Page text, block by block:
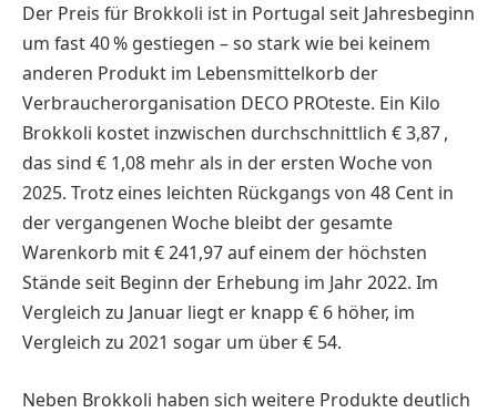
Der Preis für Brokkoli ist in Portugal seit Jahresbeginn
um fast 40 % gestiegen – so stark wie bei keinem
anderen Produkt im Lebensmittelkorb der
Verbraucherorganisation DECO PROteste. Ein Kilo
Brokkoli kostet inzwischen durchschnittlich € 3,87 ,
das sind € 1,08 mehr als in der ersten Woche von
2025. Trotz eines leichten Rückgangs von 48 Cent in
der vergangenen Woche bleibt der gesamte
Warenkorb mit € 241,97 auf einem der höchsten
Stände seit Beginn der Erhebung im Jahr 2022. Im
Vergleich zu Januar liegt er knapp € 6 höher, im
Vergleich zu 2021 sogar um über € 54.
Neben Brokkoli haben sich weitere Produkte deutlich